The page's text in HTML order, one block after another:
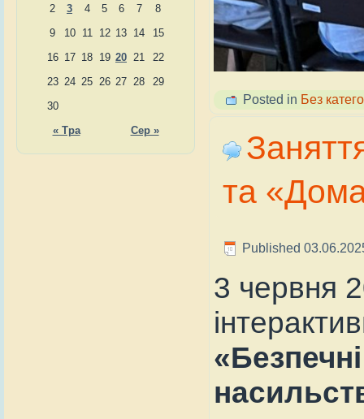
« Тра Сер »
2 3 4 5 6 7
8
9
10 11 12 13 14
15
16 17 18 19 20 21
22
23 24 25 26 27 28
29
30
Posted in Без
та
Published
3 червня